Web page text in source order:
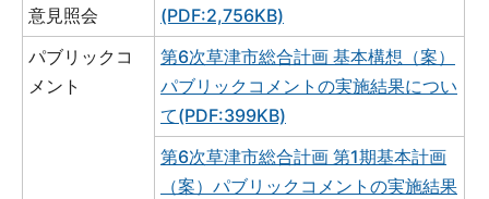
意見照会
(PDF:2,756KB)
パブリックコ
メント
第6次草津市総合計画 基本構想（案）
パブリックコメントの実施結果につい
て(PDF:399KB)
第6次草津市総合計画 第1期基本計画
（案）パブリックコメントの実施結果